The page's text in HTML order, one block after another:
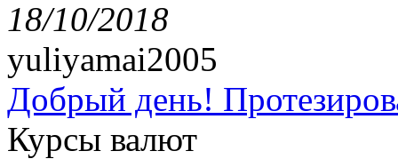
18/10/2018
yuliyamai2005
Добрый день!
Курсы валют